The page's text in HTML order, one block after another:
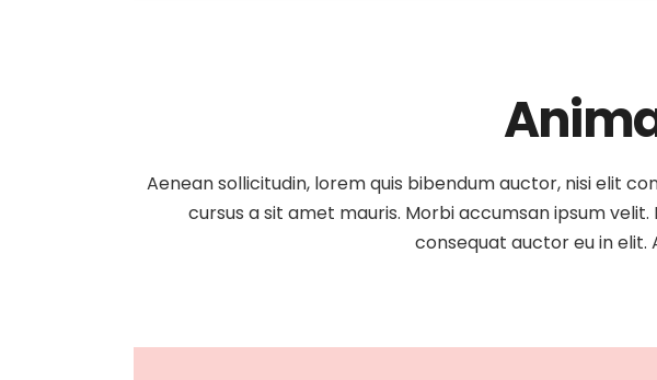
Aenean sollicitudin, lorem quis bibendum auctor, nisi elit
cursus a sit amet mauris. Morbi accumsan ipsum
consequat auctor eu in elit.